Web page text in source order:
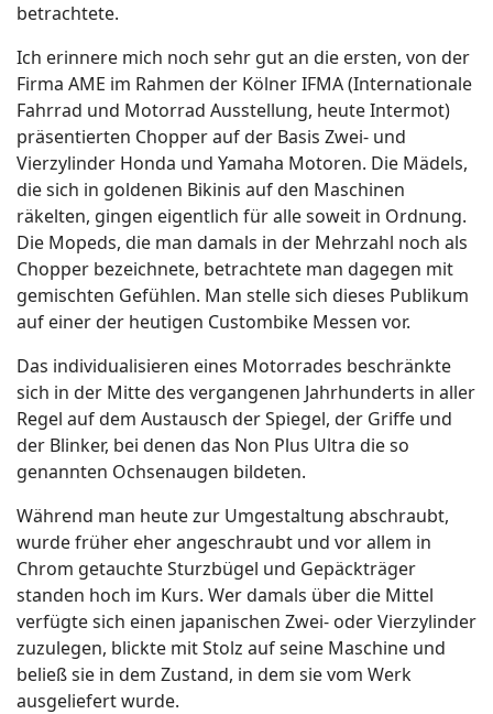
betrachtete.
Ich erinnere mich noch sehr gut an die ersten, von der
Firma AME im Rahmen der Kölner IFMA (Internationale
Fahrrad und Motorrad Ausstellung, heute Intermot)
präsentierten Chopper auf der Basis Zwei- und
Vierzylinder Honda und Yamaha Motoren. Die Mädels,
die sich in goldenen Bikinis auf den Maschinen
räkelten, gingen eigentlich für alle soweit in Ordnung.
Die Mopeds, die man damals in der Mehrzahl noch als
Chopper bezeichnete, betrachtete man dagegen mit
gemischten Gefühlen. Man stelle sich dieses Publikum
auf einer der heutigen Custombike Messen vor.
Das individualisieren eines Motorrades beschränkte
sich in der Mitte des vergangenen Jahrhunderts in aller
Regel auf dem Austausch der Spiegel, der Griffe und
der Blinker, bei denen das Non Plus Ultra die so
genannten Ochsenaugen bildeten.
Während man heute zur Umgestaltung abschraubt,
wurde früher eher angeschraubt und vor allem in
Chrom getauchte Sturzbügel und Gepäckträger
standen hoch im Kurs. Wer damals über die Mittel
verfügte sich einen japanischen Zwei- oder Vierzylinder
zuzulegen, blickte mit Stolz auf seine Maschine und
beließ sie in dem Zustand, in dem sie vom Werk
ausgeliefert wurde.